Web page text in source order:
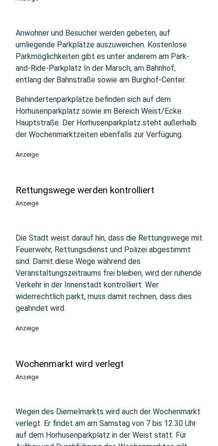
Anwohner und Besucher werden gebeten, auf
umliegende Parkplätze auszuweichen. Kostenlose
Parkmöglichkeiten gibt es unter anderem am Park-
and-Ride-Parkplatz In der Marsch, am Bahnhof,
entlang der Bahnstraße sowie am Burghof-Center.
Behindertenparkplätze befinden sich auf dem
Horhusenparkplatz sowie im Bereich Weist/Ecke
Hauptstraße. Der Horhusenparkplatz steht außerhalb
der Wochenmarktzeiten ebenfalls zur Verfügung.
Anzeige
Rettungswege werden kontrolliert
Anzeige
Die Stadt weist darauf hin, dass die Rettungswege mit
Feuerwehr, Rettungsdienst und Polizei abgestimmt
sind. Damit diese Wege während des
Veranstaltungszeitraums frei bleiben, wird der ruhende
Verkehr in der Innenstadt kontrolliert. Wer
widerrechtlich parkt, muss damit rechnen, dass dies
geahndet wird.
Anzeige
Wochenmarkt wird verlegt
Anzeige
Wegen des Diemelmarkts wird auch der Wochenmarkt
verlegt. Er findet am am Samstag von 7 bis 12.30 Uhr
auf dem Horhusenparkplatz in der Weist statt. Für